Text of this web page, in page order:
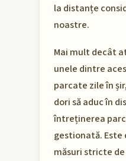
la distanțe
noastre.
Mai mult decât
unele dintre
parcate zile în
dori să aduc în
întreținerea
gestionată. Este
măsuri stricte